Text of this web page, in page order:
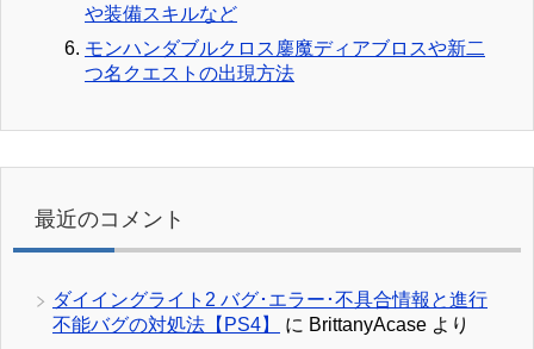
や装備スキルなど
モンハンダブルクロス鏖魔ディアブロスや新二
つ名クエストの出現方法
最近のコメント
ダイイングライト2 バグ･エラー･不具合情報と進行
不能バグの対処法【PS4】
に BrittanyAcase より